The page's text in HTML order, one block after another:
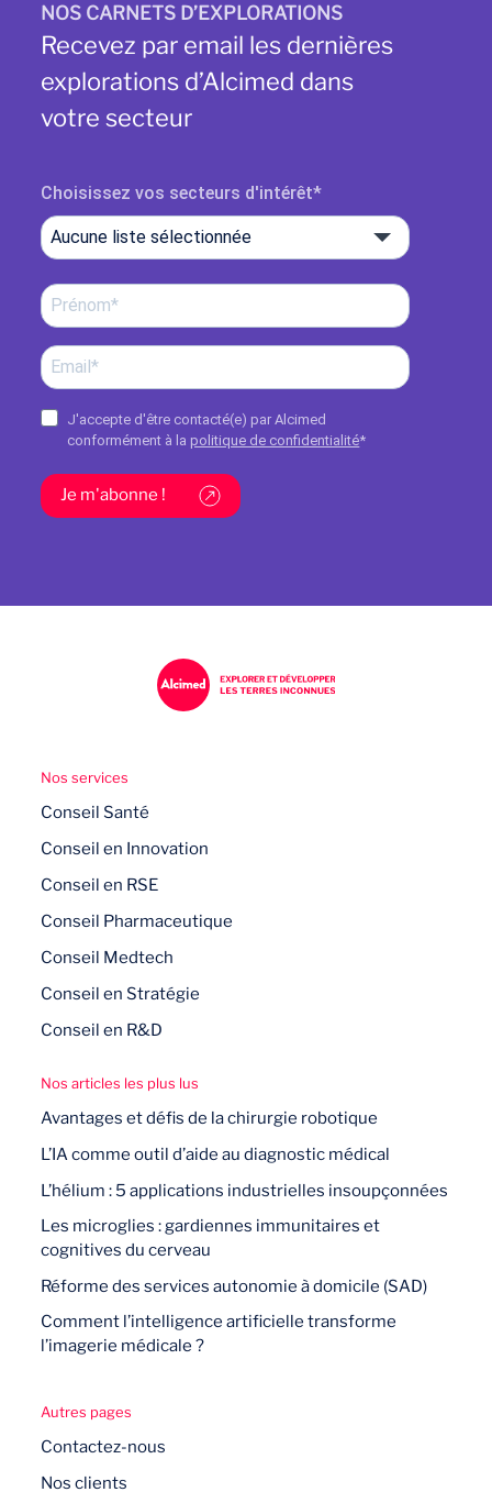
NOS CARNETS D’EXPLORATIONS
Recevez par email les dernières
explorations d’Alcimed dans
votre secteur
Choisissez vos secteurs d'intérêt
Aucune liste sélectionnée
J'accepte d'être contacté(e) par Alcimed
conformément à la politique de confidentialité*
Je m'abonne !
Nos services
Conseil Santé
Conseil en Innovation
Conseil en RSE
Conseil Pharmaceutique
Conseil Medtech
Conseil en Stratégie
Conseil en R&D
Nos articles les plus lus
Avantages et défis de la chirurgie robotique
L’IA comme outil d’aide au diagnostic médical
L’hélium : 5 applications industrielles insoupçonnées
Les microglies : gardiennes immunitaires et
cognitives du cerveau
Réforme des services autonomie à domicile (SAD)
Comment l’intelligence artificielle transforme
l’imagerie médicale ?
Autres pages
Contactez-nous
Nos clients